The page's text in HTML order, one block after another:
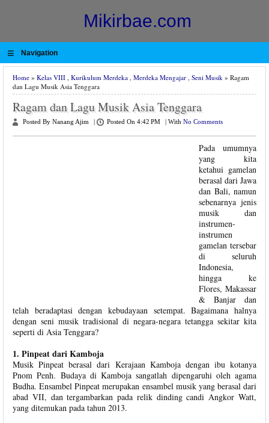
Mikirbae.com
≡ Navigation
Home » Kelas VIII , Kurikulum Merdeka , Merdeka Mengajar , Seni Musik » Ragam
dan Lagu Musik Asia Tenggara
Ragam dan Lagu Musik Asia Tenggara
Posted By Nanang Ajim Posted On 4:42 PM With No Comments
Pada umumnya
yang kita
ketahui gamelan
berasal dari Jawa
dan Bali, namun
sebenarnya jenis
musik dan
instrumen-
instrumen
gamelan tersebar
di seluruh
Indonesia,
hingga ke
Flores, Makassar
& Banjar dan
telah beradaptasi dengan kebudayaan setempat. Bagaimana halnya
dengan seni musik tradisional di negara-negara tetangga sekitar kita
seperti di Asia Tenggara?
1. Pinpeat dari Kamboja
Musik Pinpeat berasal dari Kerajaan Kamboja dengan ibu kotanya
Pnom Penh. Budaya di Kamboja sangatlah dipengaruhi oleh agama
Budha. Ensambel Pinpeat merupakan ensambel musik yang berasal dari
abad VII, dan tergambarkan pada relik dinding candi Angkor Watt,
yang ditemukan pada tahun 2013.